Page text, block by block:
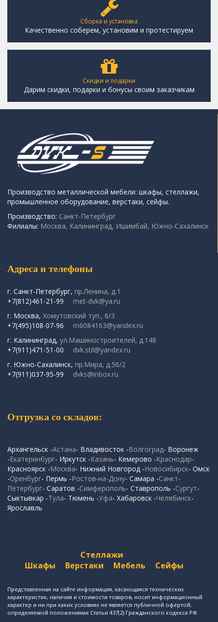
Сборка и установка
Качественно соберем, установим и протестируем
Скидки и подарки
Дарим скидки, подарки и бонусы своим заказчикам
Производство металлической мебели: шкафы, стеллажи,
промышленное оборудование, верстаки, сейфы.
Производство: Санкт-Петербург
Филиалы: Москва, Калининград, Ишимбай, Южно-Сахалинск
Адреса и телефоны
г. Санкт-Петербург, пр.Ленина, д.1
+7(812)461-21-99
met-dvk@ya.ru
г. Москва, Хомутовский туп., 6/3
+7(495)108-07-96
m6084163@yandex.ru
г. Калининград, ул.Машиностроителей, д.148
+7(911)471-51-00
dvk.stil@yandex.ru
г. Южно-Сахалинск, пр.Мира, д.56/2
+7(911)037-95-99
dvks@inbox.ru
Отгрузка со складов:
Архангельск -Астана- Владивосток -Волгоград- Воронеж
-Екатеринбург- Иркутск -Казань- Кемерово -Краснодар-
Красноярск -Москва- Нижний Новгород -Новосибирск- Омск
-Оренбург- Пермь -Ростов-на-Дону- Самара -Санкт-
Петербург- Саратов -Симферополь- Ставрополь -Сургут-
Сыктывкар -Тула- Тюмень -Уфа- Хабаровск -Челябинск-
Ярославль
Стеллажи
Шкафы
Верстаки Мебель Сейфы
Представленная на сайте информация, касающаяся технических
характеристик, наличия и стоимости товаров, носит информационный
характер и ни при каких условиях не является публичной офертой,
определяемой положениями Статьи 437(2) Гражданского кодекса РФ.